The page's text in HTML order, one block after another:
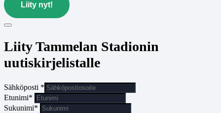
Liity nyt!
Liity Tammelan Stadionin
uutiskirjelistalle
Sähköposti *
Etunimi*
Sukunimi*